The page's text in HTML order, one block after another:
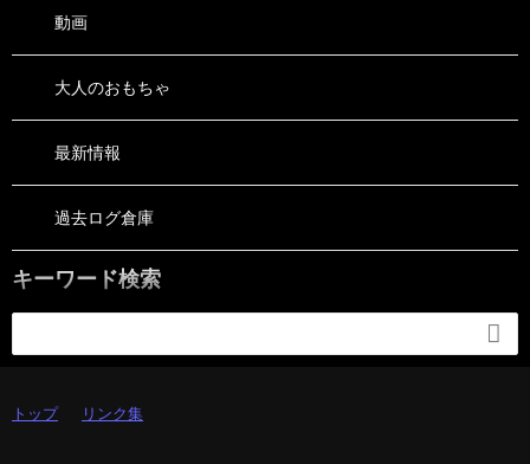
動画
大人のおもちゃ
最新情報
過去ログ倉庫
キーワード検索

トップ リンク集